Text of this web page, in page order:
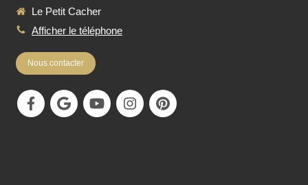
Le Petit Cacher
Afficher le téléphone
Nous contacter